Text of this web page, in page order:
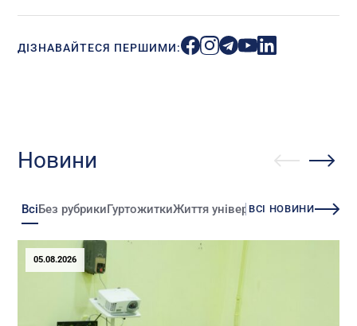
ДІЗНАВАЙТЕСЯ ПЕРШИМИ:
Новини
ВсіБез рубрикиГуртожиткиЖиття університетуЗміни
ВСІ НОВИНИ
05.08.2026